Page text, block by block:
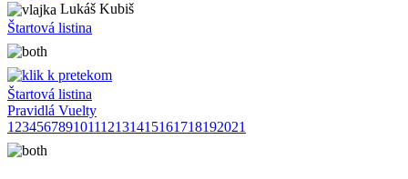
Lukáš Kubiš
Štartová listina
Štartová listina
Pravidlá Vuelty
1 23456789101112131415161718192021